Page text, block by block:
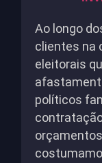
Ao longo
clientes na
eleitorais
políticos